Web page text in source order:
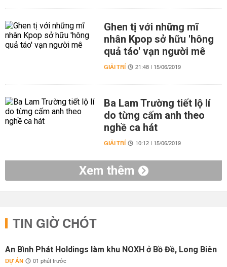
Ghen tị với những mĩ
nhân Kpop sở hữu 'hông
quả táo' vạn người mê
GIẢI TRÍ 21:48 | 15/06/2019
Ba Lam Trường tiết lộ lí
do từng cấm anh theo
nghề ca hát
GIẢI TRÍ 10:12 | 15/06/2019
Xem thêm
TIN GIỜ CHÓT
An Bình Phát Holdings làm khu NOXH ở Bồ Đề, Long Biên
DỰ ÁN 01 phút trước